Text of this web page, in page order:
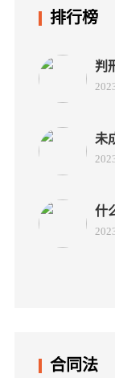
排行榜
判
银
未
身
什
有
合同法